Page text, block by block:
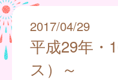
2017/04/29
平成29年・
ス）～